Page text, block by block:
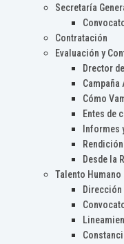
Secretaría
Contratación
Evaluación y
Drector
Campaña
Cómo
Entes de
Informes
Desde la
Talento Humano
Dirección